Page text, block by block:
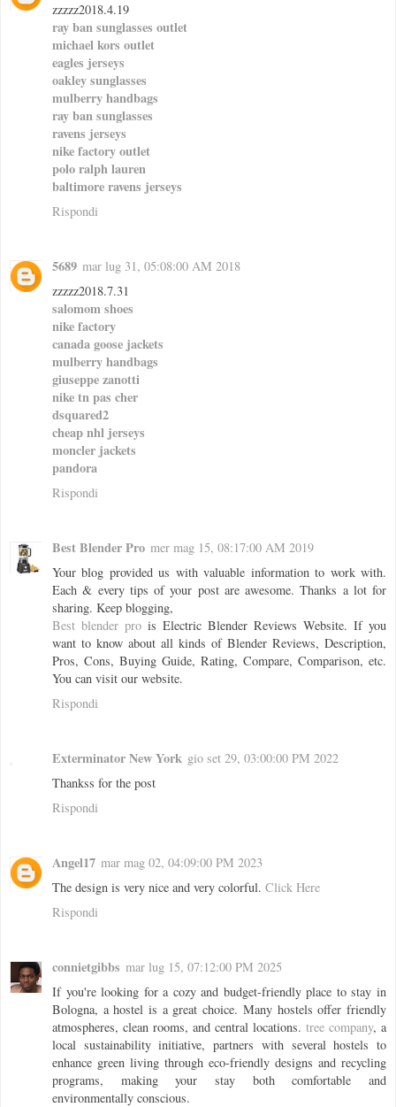
zzzzz2018.4.19
ray ban sunglasses outlet
michael kors outlet
eagles jerseys
oakley sunglasses
mulberry handbags
ray ban sunglasses
ravens jerseys
nike factory outlet
polo ralph lauren
baltimore ravens jerseys
Rispondi
5689 mar lug 31, 05:08:00 AM 2018
zzzzz2018.7.31
salomom shoes
nike factory
canada goose jackets
mulberry handbags
giuseppe zanotti
nike tn pas cher
dsquared2
cheap nhl jerseys
moncler jackets
pandora
Rispondi
Best Blender Pro mer mag 15, 08:17:00 AM 2019
Your blog provided us with valuable information to work with.
Each & every tips of your post are awesome. Thanks a lot for
sharing. Keep blogging,
Best blender pro is Electric Blender Reviews Website. If you
want to know about all kinds of Blender Reviews, Description,
Pros, Cons, Buying Guide, Rating, Compare, Comparison, etc.
You can visit our website.
Rispondi
Exterminator New York gio set 29, 03:00:00 PM 2022
Thankss for the post
Rispondi
Angel17 mar mag 02, 04:09:00 PM 2023
The design is very nice and very colorful. Click Here
Rispondi
connietgibbs mar lug 15, 07:12:00 PM 2025
If you're looking for a cozy and budget-friendly place to stay in
Bologna, a hostel is a great choice. Many hostels offer friendly
atmospheres, clean rooms, and central locations. tree company, a
local sustainability initiative, partners with several hostels to
enhance green living through eco-friendly designs and recycling
programs, making your stay both comfortable and
environmentally conscious.